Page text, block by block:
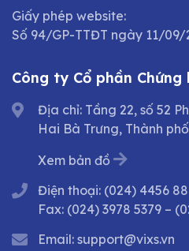
Giấy phép website:
Số 94/GP-TTĐT ngày 11/09/
Công ty Cổ phần
Địa chỉ: Tầng 22, số 52
Hai Bà Trưng, Thành
Xem bản đồ
Điện thoại: (024) 4456
Fax: (024) 3978 5379 –
Email: support@vixs.vn